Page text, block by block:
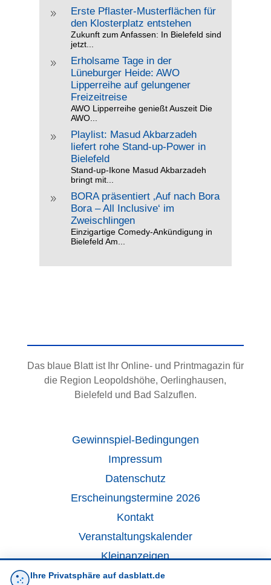
9
Erste Pflaster-Musterflächen für
den Klosterplatz entstehen
Zukunft zum Anfassen: In Bielefeld sind
jetzt...
9
Erholsame Tage in der
Lüneburger Heide: AWO
Lipperreihe auf gelungener
Freizeitreise
AWO Lipperreihe genießt Auszeit Die
AWO...
9
Playlist: Masud Akbarzadeh
liefert rohe Stand-up-Power in
Bielefeld
Stand-up-Ikone Masud Akbarzadeh
bringt mit...
9
BORA präsentiert ‚Auf nach Bora
Bora – All Inclusive‘ im
Zweischlingen
Einzigartige Comedy-Ankündigung in
Bielefeld Am...
Das blaue Blatt ist Ihr Online- und Printmagazin für
die Region Leopoldshöhe, Oerlinghausen,
Bielefeld und Bad Salzuflen.
Gewinnspiel-Bedingungen
Impressum
Datenschutz
Erscheinungstermine 2026
Kontakt
Veranstaltungskalender
Kleinanzeigen
Ihre Privatsphäre auf dasblatt.de